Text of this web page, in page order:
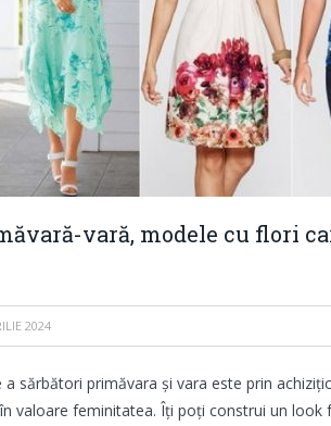
vară, modele cu flori
2024
sărbători primăvara și vara este prin
valoare feminitatea. Îți poți construi un